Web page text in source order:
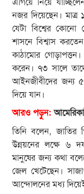
নজর দিয়েছেন।
যেটা বিশ্বের
শাসনে বিশ্বাস
কাঠামোর
করেন। ৭৩ সালে
আইনজীবীদের জন্য
দিয়ে যান।
আরও পড়ুন:
তিনি বলেন, জাতির
উন্নয়নের লক্ষে ৬
মানুষের জন্য কথা
জেল খেটেছেন।
আন্দোলনের মধ্য